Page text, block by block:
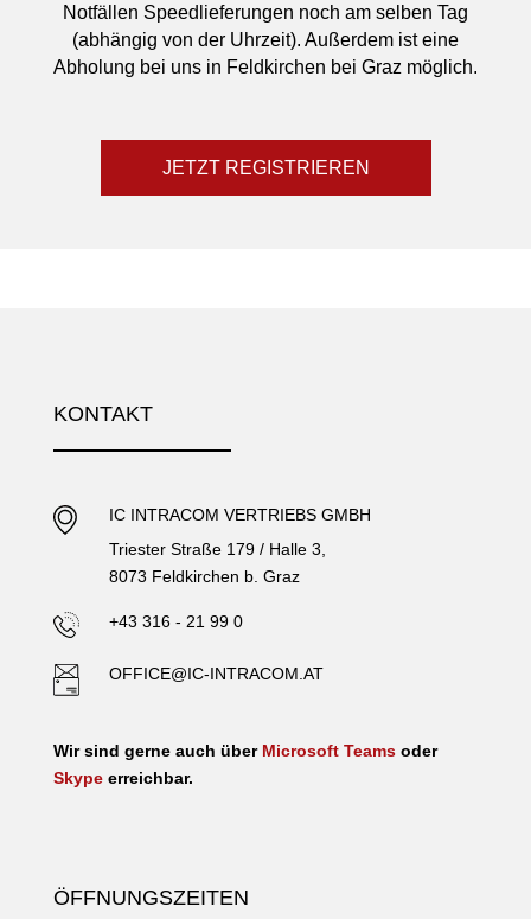
Notfällen Speedlieferungen noch am selben Tag
(abhängig von der Uhrzeit). Außerdem ist eine
Abholung bei uns in Feldkirchen bei Graz möglich.
JETZT REGISTRIEREN
KONTAKT
IC INTRACOM VERTRIEBS GMBH
Triester Straße 179 / Halle 3,
8073 Feldkirchen b. Graz
+43 316 - 21 99 0
OFFICE@IC-INTRACOM.AT
Wir sind gerne auch über Microsoft Teamsoder
Skypeerreichbar.
ÖFFNUNGSZEITEN